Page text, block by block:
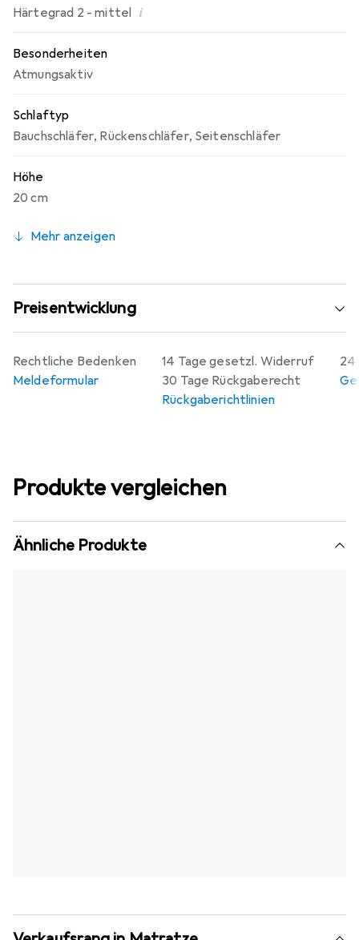
Härtegrad 2 - mittel i
Besonderheiten
Atmungsaktiv
Schlaftyp
Bauchschläfer, Rückenschläfer, Seitenschläfer
Höhe
20 cm
Mehr anzeigen
Preisentwicklung
14 Tage gesetzl. Widerruf
30 Tage Rückgaberecht
Rückgaberichtlinien
24
Rechtliche Bedenken
Meldeformular
Produkte vergleichen
Ähnliche Produkte